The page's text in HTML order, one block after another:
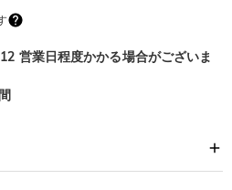
営業日程度かかる場合がございま